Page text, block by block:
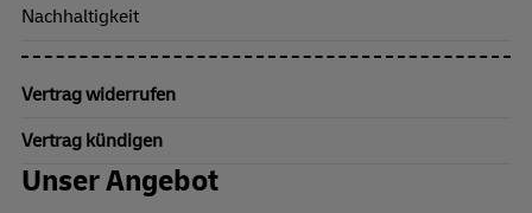
Nachhaltigkeit
Vertrag widerrufen
Vertrag kündigen
Unser Angebot